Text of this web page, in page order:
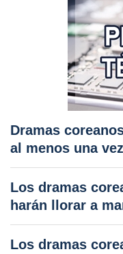
Dramas
al menos una
Los dramas
harán llorar a
Los dramas